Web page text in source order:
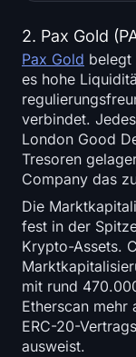
2. Pax Gold
Pax Gold belegt
es hohe
verbindet.
London Good
Tresoren
Company das
Die
fest in der
Krypto-Assets.
mit rund
Etherscan
ERC-20-
ausweist.